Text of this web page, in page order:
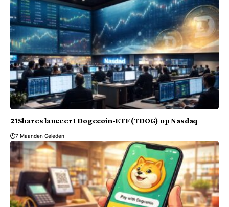
21Shares lanceert Dogecoin-ETF (TDOG) op Nasdaq
7 Maanden Geleden